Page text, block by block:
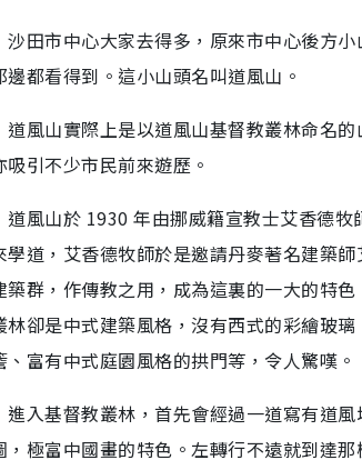
沙田市中心大家去得多，原來市中心後方
邊都看得到。這小山頭名叫道風山。
道風山實際上是以道風山基督教叢林命名
吸引不少市民前來遊歷。
道風山於 1930 年由挪威籍宣教士艾香德
學道，艾香德牧師於是邀請丹麥著名建築
築群，作傳教之用，成為這裏的一大的特
林卻是中式建築風格，沒有西式的彩繪玻
、富有中式庭園風格的拱門等，令人驚嘆。
進入基督教叢林，首先會經過一道寫有道
，極富中國畫的特色。左轉行不遠就到達